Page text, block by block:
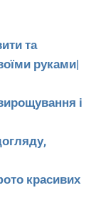
та
руками|
і
красивих